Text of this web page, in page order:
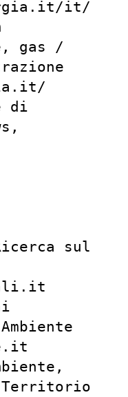
it/
gas /
di
sul